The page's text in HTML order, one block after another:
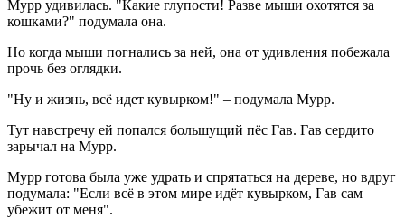
Мурр удивилась. "Какие глупости! Разве мыши охотятся за
кошками?" подумала она.
Но когда мыши погнались за ней, она от удивления побежала
прочь без оглядки.
"Ну и жизнь, всё идет кувырком!" – подумала Мурр.
Тут навстречу ей попался большущий пёс Гав. Гав сердито
зарычал на Мурр.
Мурр готова была уже удрать и спрятаться на дереве, но вдруг
подумала: "Если всё в этом мире идёт кувырком, Гав сам
убежит от меня".